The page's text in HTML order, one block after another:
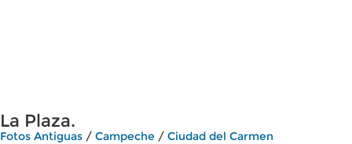
La Plaza.
Fotos Antiguas / Campeche / Ciudad del Carmen